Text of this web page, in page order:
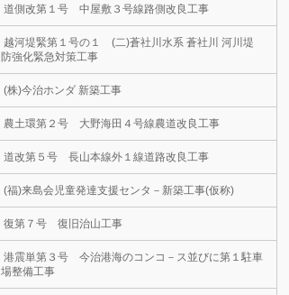
道側改第１号 中屋敷３号線路側改良工事
越河堤緊第１号の１ (二)蒼社川水系 蒼社川 河川堤
防強化緊急対策工事
(株)今治ホンダ 新築工事
農土環第２号 大野海田４号線農道改良工事
道改第５号 長山本線外１線道路改良工事
(福)来島会児童発達支援センタ－新築工事(仮称)
復第７号 復旧治山工事
港震単第３号 今治港海のコンコ－ス並びに第１駐車
場整備工事